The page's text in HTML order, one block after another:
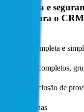
e
nível para o CRM
de conta completa e
de direitos completos,
exclusão de
de senhas